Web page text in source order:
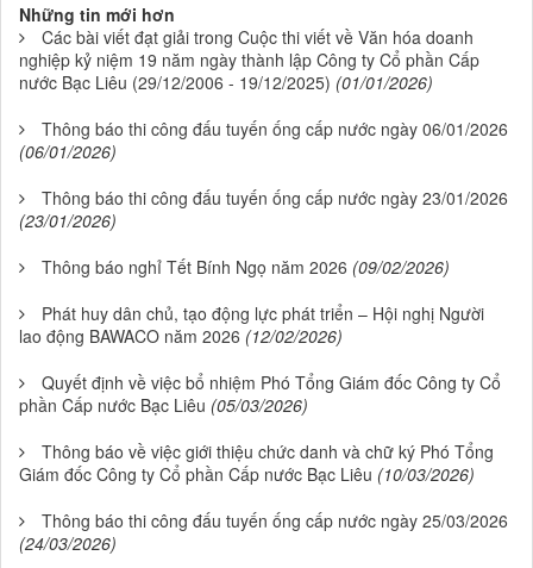
Những tin mới hơn
Các bài viết đạt giải trong Cuộc thi viết về Văn hóa doanh
nghiệp kỷ niệm 19 năm ngày thành lập Công ty Cổ phần Cấp
nước Bạc Liêu (29/12/2006 - 19/12/2025) (01/01/2026)
Thông báo thi công đấu tuyến ống cấp nước ngày 06/01/2026
(06/01/2026)
Thông báo thi công đấu tuyến ống cấp nước ngày 23/01/2026
(23/01/2026)
Thông báo nghỉ Tết Bính Ngọ năm 2026 (09/02/2026)
Phát huy dân chủ, tạo động lực phát triển – Hội nghị Người
lao động BAWACO năm 2026 (12/02/2026)
Quyết định về việc bổ nhiệm Phó Tổng Giám đốc Công ty Cổ
phần Cấp nước Bạc Liêu (05/03/2026)
Thông báo về việc giới thiệu chức danh và chữ ký Phó Tổng
Giám đốc Công ty Cổ phần Cấp nước Bạc Liêu (10/03/2026)
Thông báo thi công đấu tuyến ống cấp nước ngày 25/03/2026
(24/03/2026)